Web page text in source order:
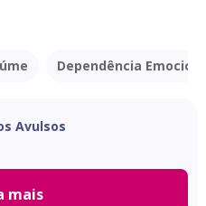
Dependência
Avulsos
mais